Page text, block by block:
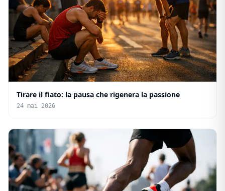
Tirare il fiato: la pausa che rigenera la passione
24 mai 2026